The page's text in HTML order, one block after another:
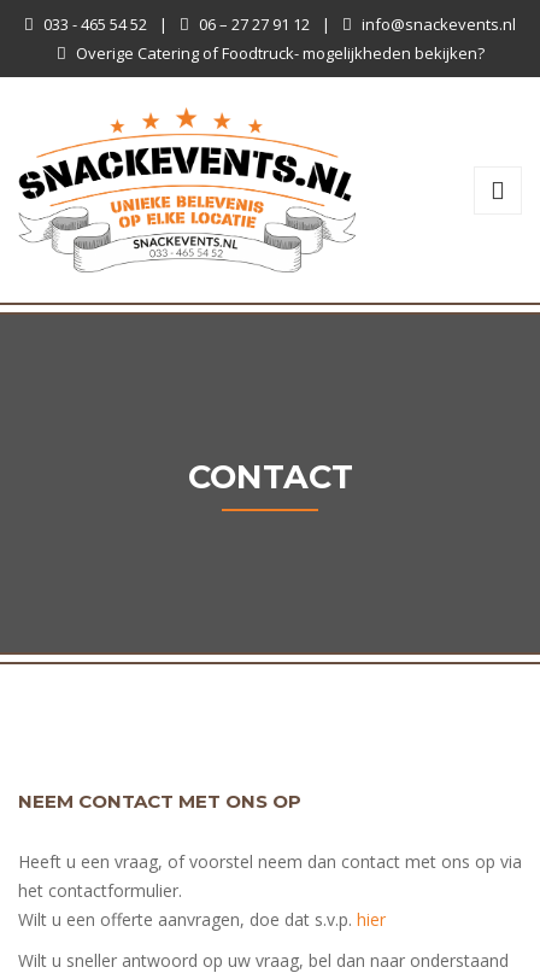
033 - 465 54 52 | 06 – 27 27 91 12 |
info@snackevents.nl
Overige Catering of Foodtruck- mogelijkheden bekijken?
CONTACT
NEEM CONTACT MET ONS OP
Heeft u een vraag, of voorstel neem dan contact met ons op via
het contactformulier.
Wilt u een offerte aanvragen, doe dat s.v.p. hier
Wilt u sneller antwoord op uw vraag, bel dan naar onderstaand